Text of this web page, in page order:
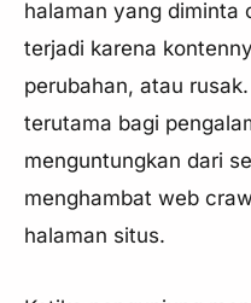
halaman yang diminta
terjadi karena
perubahan, atau
terutama bagi
menguntungkan dari
menghambat web
halaman situs.